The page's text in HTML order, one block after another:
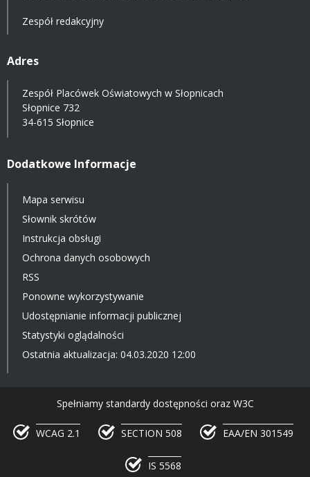
Zespół redakcyjny
Adres
Zespół Placówek Oświatowych w Słopnicach
Słopnice 732
34-615 Słopnice
Dodatkowe Informacje
Mapa serwisu
Słownik skrótów
Instrukcja obsługi
Ochrona danych osobowych
RSS
Ponowne wykorzystywanie
Udostępnianie informacji publicznej
Statystyki oglądalności
Ostatnia aktualizacja: 04.03.2020 12:00
Spełniamy standardy dostępności oraz W3C
WCAG 2.1 SECTION 508 EAA/EN 301549
IS 5568